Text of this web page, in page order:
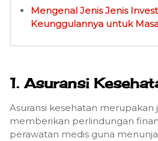
Mengenal Jenis Jenis
Keunggulannya untuk
1. Asuransi
Asuransi kesehatan merupakan
memberikan perlindungan
perawatan medis guna